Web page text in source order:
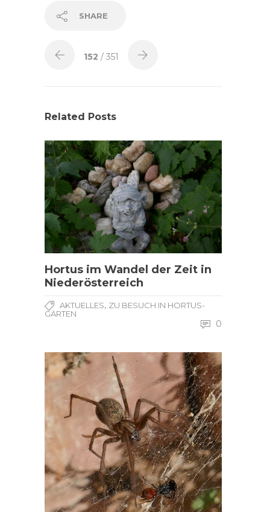
SHARE
152 / 351
Related Posts
Hortus im Wandel der Zeit in
Niederösterreich
AKTUELLES, ZU BESUCH IN HORTUS-
GÄRTEN
0